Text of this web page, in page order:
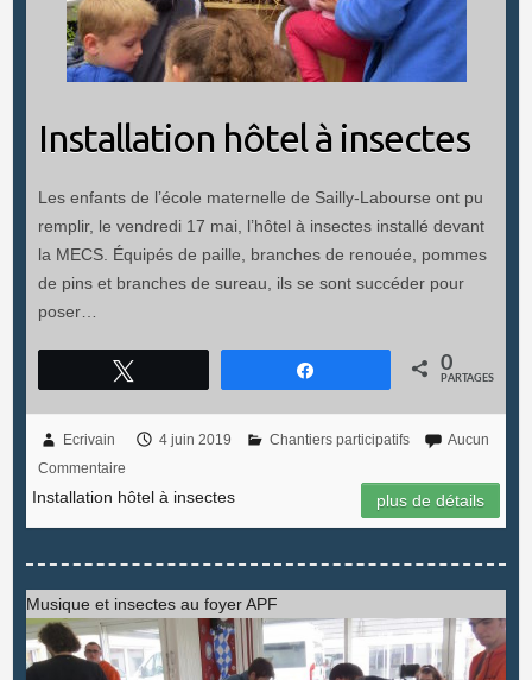
Installation hôtel à insectes
Les enfants de l’école maternelle de Sailly-Labourse ont pu
remplir, le vendredi 17 mai, l’hôtel à insectes installé devant
la MECS. Équipés de paille, branches de renouée, pommes
de pins et branches de sureau, ils se sont succéder pour
poser…
0
PARTAGES
Ecrivain 4 juin 2019 Chantiers participatifs
Aucun
Commentaire
Installation hôtel à insectes plus de détails
Musique et insectes au foyer APF